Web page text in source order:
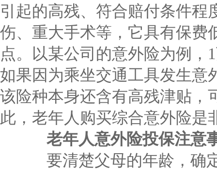
引起的高残、符合赔付条件程
伤、重大手术等，它具有保费
点。以某公司的意外险为例，
如果因为乘坐交通工具发生意
该险种本身还含有高残津贴，
此，老年人购买综合意外险是
老年人意外险投保注意
要清楚父母的年龄，确